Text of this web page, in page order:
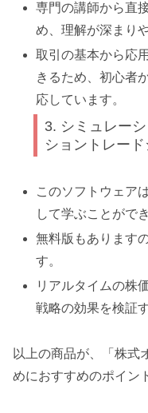
専門の講師から直
め、理解が深まり
取引の基本から応
きるため、初心者
応しています。
3. シミュレー
ショントレード
このソフトウェア
して学ぶことがで
無料版もあります
す。
リアルタイムの株
戦略の効果を検証
以上の商品が、「株式
めにおすすめのポイン